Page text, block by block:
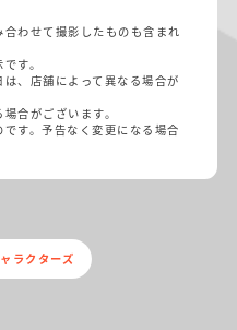
わせて撮影したものも含まれ
す。
、店舗によって異なる場合が
合がございます。
す。予告なく変更になる場合
ラクターズ